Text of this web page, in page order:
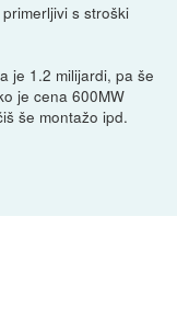
s stroški
je 1.2 milijardi, pa še
je cena 600MW
še montažo ipd.